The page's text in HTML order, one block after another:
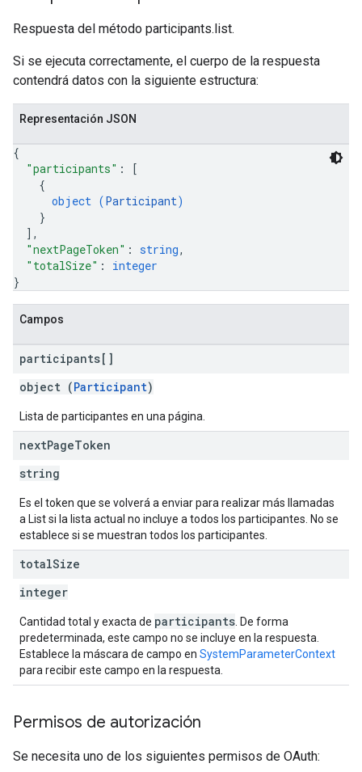
Respuesta del método participants.list.
Si se ejecuta correctamente, el cuerpo de la respuesta
contendrá datos con la siguiente estructura:
Representación JSON
{
"participants" :
[
{
object (Participant)
}
] ,
"nextPageToken" : string,
"totalSize" : integer
}
Campos
participants[]
object (Participant)
Lista de participantes en una página.
nextPageToken
string
Es el token que se volverá a enviar para realizar más llamadas
a List si la lista actual no incluye a todos los participantes. No se
establece si se muestran todos los participantes.
totalSize
integer
Cantidad total y exacta de participants . De forma
predeterminada, este campo no se incluye en la respuesta.
Establece la máscara de campo en SystemParameterContext
para recibir este campo en la respuesta.
Permisos de autorización
Se necesita uno de los siguientes permisos de OAuth: